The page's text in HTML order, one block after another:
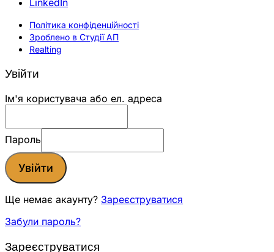
Політика конфіденційності
Зроблено в Студії АП
Realting
Увійти
Ім'я користувача або ел. адреса
Пароль
Увійти
Ще немає акаунту? Зареєструватися
Забули пароль?
Зареєструватися